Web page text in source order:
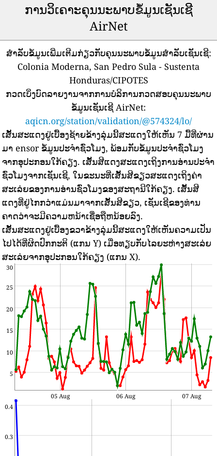
ການວິເຄາະຄຸນນະພາບຂໍ້ມູນເຊັນເຊີ
AirNet
ສໍາລັບຂໍ້ມູນເພີ່ມເຕີມກ່ຽວກັບຄຸນນະພາບຂໍ້ມູນສໍາລັບເຊັນເຊີ:
Colonia Moderna, San Pedro Sula - Sustenta
Honduras/CIPOTES
ກວດເບິ່ງບົດລາຍງານຈາກການບໍລິການກວດສອບຄຸນນະພາບ
ຂໍ້ມູນເຊັນເຊີ AirNet:
aqicn.org/station/validation/@574324/lo/
ເສັ້ນສະແດງຢູ່ເບື້ອງຊ້າຍຂ້າງລຸ່ມນີ້ສະແດງໃຫ້ເຫັນ 7 ມື້ທີ່ຜ່ານ
ມາ ensor ຂໍ້ມູນປະຈໍາຊົ່ວໂມງ, ພ້ອມກັບຂໍ້ມູນປະຈໍາຊົ່ວໂມງ
ຈາກອຸປະກອນໃກ້ຄຽງ. ເສັ້ນສີແດງສະແດງເຖິງການອ່ານປະຈໍາ
ຊົ່ວໂມງຈາກເຊັນເຊີ, ໃນຂະນະທີ່ເສັ້ນສີຂຽວສະແດງເຖິງຄ່າ
ສະເລ່ຍຂອງການອ່ານຊົ່ວໂມງຂອງສະຖານີໃກ້ຄຽງ. ເສັ້ນສີ
ແດງທີ່ຢູ່ໄກກວ່າແມ່ນມາຈາກເສັ້ນສີຂຽວ, ເຊັນເຊີຂອງທ່ານ
ຄາດວ່າຈະມີຄວາມຫນ້າເຊື່ອຖືຫນ້ອຍລົງ.
ເສັ້ນສະແດງຢູ່ເບື້ອງຂວາຂ້າງລຸ່ມນີ້ສະແດງໃຫ້ເຫັນຄວາມເປັນ
ໄປໄດ້ທີ່ຜິດປົກກະຕິ (ແກນ Y) ເມື່ອທຽບກັບໄລຍະຫ່າງສະເລ່ຍ
ສະເລ່ຍຈາກອຸປະກອນໃກ້ຄຽງ (ແກນ X).
5
10
15
20
25
30
05 Aug 06 Aug 07 Aug
0.3
0.4